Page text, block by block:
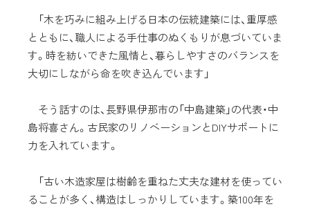
「木を巧みに組み上げる日本の伝統建築には、重厚感
とともに、職人による手仕事のぬくもりが息づいていま
す。時を紡いできた風情と、暮らしやすさのバランスを
大切にしながら命を吹き込んでいます」
そう話すのは、長野県伊那市の「中島建築」の代表・中
島将喜さん。古民家のリノベーションとDIYサポートに
力を入れています。
「古い木造家屋は樹齢を重ねた丈夫な建材を使ってい
ることが多く、構造はしっかりしています。築100年を